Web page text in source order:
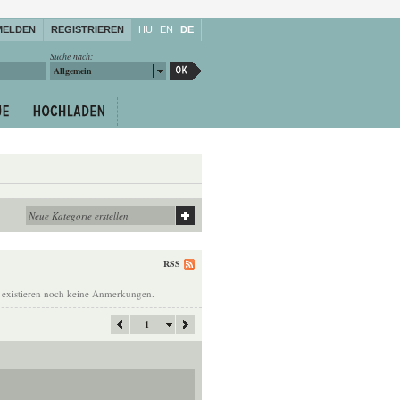
REGISTRIEREN HU EN DE
Suche nach:
Allgemein
RSS
noch keine Anmerkungen.
1